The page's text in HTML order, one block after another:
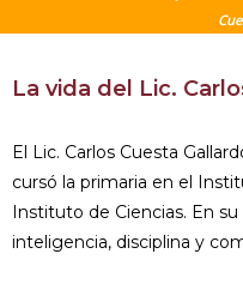
La vida del Lic.
El Lic. Carlos Cuesta
cursó la primaria en el
Instituto de Ciencias. En
inteligencia, disciplina y